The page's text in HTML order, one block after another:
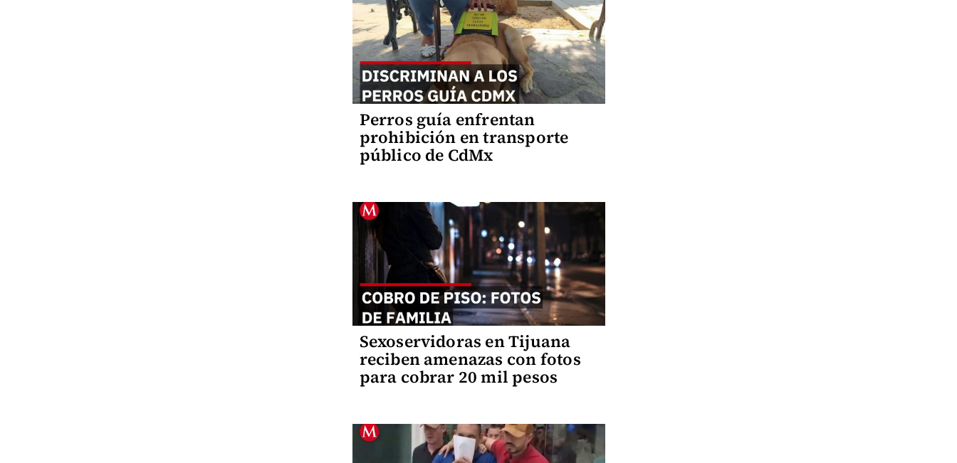
Perros guía enfrentan
prohibición en transporte
público de CdMx
Sexoservidoras en Tijuana
reciben amenazas con fotos
para cobrar 20 mil pesos